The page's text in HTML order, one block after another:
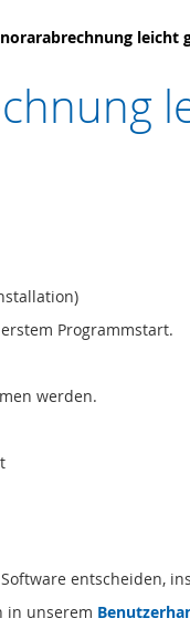
leicht
Programmstart.
werden.
entscheiden,
in unserem